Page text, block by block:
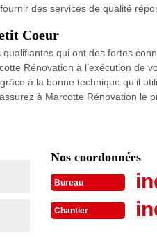
des services de qualité
Coeur
qui ont des fortes
Rénovation à l’exécution de
à la bonne technique qu’il
à Marcotte Rénovation le
Nos coordonnées
Bureau
Chantier